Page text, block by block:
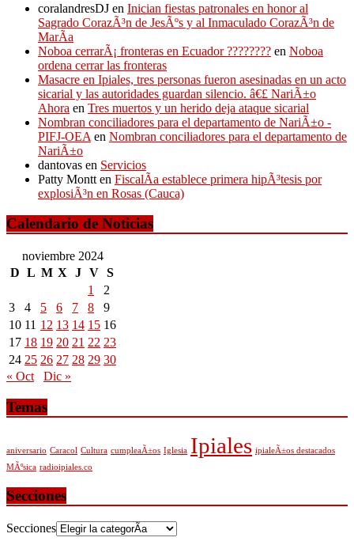
coralandresDJ en Inician fiestas patronales en honor al
Sagrado CorazÃ³n de JesÃºs y al Inmaculado CorazÃ³n de
MarÃ­a
Noboa cerrarÃ¡ fronteras en Ecuador ???????? en Noboa
ordena cerrar las fronteras
Masacre en Ipiales, tres personas fueron asesinadas en un acto
sicarial y las autoridades guardan silencio. â€£ NariÃ±o
Ahora en Tres muertos y un herido deja ataque sicarial
Nombran conciliadores para el departamento de NariÃ±o -
PIFJ-OEA en Nombran conciliadores para el departamento de
NariÃ±o
dantovas en Servicios
Patty Montt en FiscalÃ­a establece primera hipÃ³tesis por
explosiÃ³n en Rosas (Cauca)
Calendario de Noticias
noviembre 2024
D L M X J V S
1
2
3
4 5 6 7 8
9
10 11 12 13 14 15 16
17 18 19 20 21 22 23
24 25 26 27 28 29 30
« Oct
Dic »
Temas
aniversario Caracol Cultura cumpleaÃ±os Iglesia Ipiales ipialeÃ±os destacados
MÃºsica radioipiales.co
Secciones
Secciones